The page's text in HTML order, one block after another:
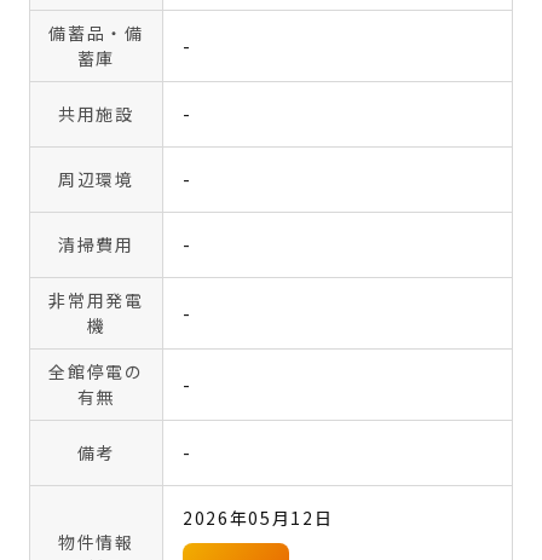
備蓄品・備
蓄庫
-
共用施設 -
周辺環境 -
清掃費用 -
非常用発電
機
-
全館停電の
有無
-
備考 -
物件情報
2026年05月12日